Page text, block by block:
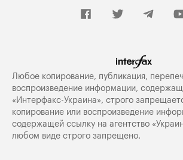
Любое копирование, публикация,
воспроизведение информации,
«Интерфакс-Украина», строго
копирование или воспроизведение
содержащей ссылку на агентство
любом виде строго запрещено.